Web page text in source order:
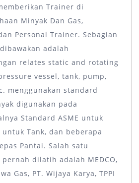
Trainer di
Minyak Dan Gas,
Personal Trainer. Sebagian
adalah
relates static and rotating
vessel, tank, pump,
menggunakan standard
digunakan pada
Standard ASME untuk
untuk Tank, dan beberapa
Pantai. Salah satu
dilatih adalah MEDCO,
Gas, PT. Wijaya Karya, TPPI